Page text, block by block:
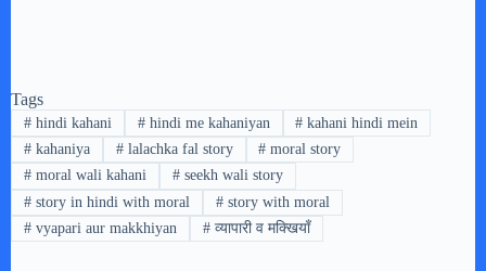
Tags
#hindi kahani #hindi me kahaniyan # kahani hindi mein
#kahaniya #lalachka fal story # moral story
#moral wali kahani #seekh wali story
#story in hindi with moral #story with moral
#vyapari aur makkhiyan #व्यापारी व मक्खियाँ